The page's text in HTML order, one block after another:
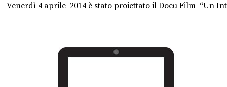
Venerdì 4 aprile 2014 è stato proiettato il Docu Film “Un